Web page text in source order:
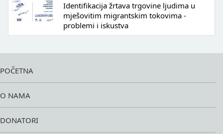
Identifikacija žrtava trgovine ljudima u
mješovitim migrantskim tokovima -
problemi i iskustva
POČETNA
O NAMA
DONATORI